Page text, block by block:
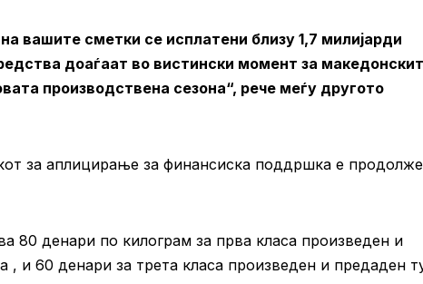
вашите сметки се исплатени близу 1,7 милијарди
доаѓаат во вистински момент за
производствена сезона“, рече меѓу другото
за аплицирање за финансиска поддршка е
80 денари по килограм за прва класа произведен и
, и 60 денари за трета класа произведен и предаден